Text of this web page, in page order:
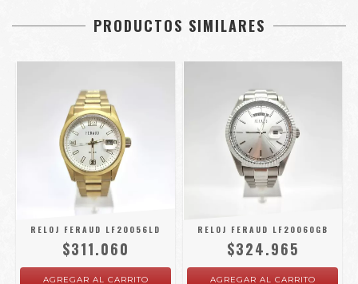
PRODUCTOS SIMILARES
RELOJ FERAUD LF20056LD
$311.060
RELOJ FERAUD LF20060GB
$324.965